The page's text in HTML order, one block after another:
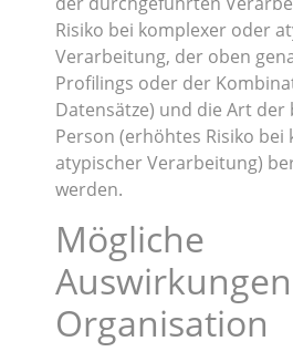
Risiko bei komplexer oder
Verarbeitung, der oben
Profilings oder der
Datensätze) und die Art
Person (erhöhtes Risiko
atypischer Verarbeitung)
werden.
Mögliche
Organisation